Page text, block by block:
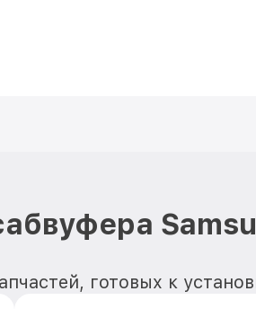
готовых к